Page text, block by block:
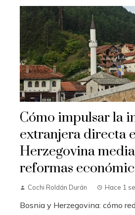
Cómo impulsar la
extranjera directa
Herzegovina
reformas
Cochi Roldán Durán Hace 1
Bosnia y Herzegovina: cómo